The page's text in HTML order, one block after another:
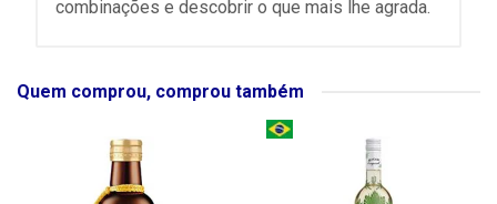
combinações e descobrir o que mais lhe agrada.
Quem comprou, comprou também